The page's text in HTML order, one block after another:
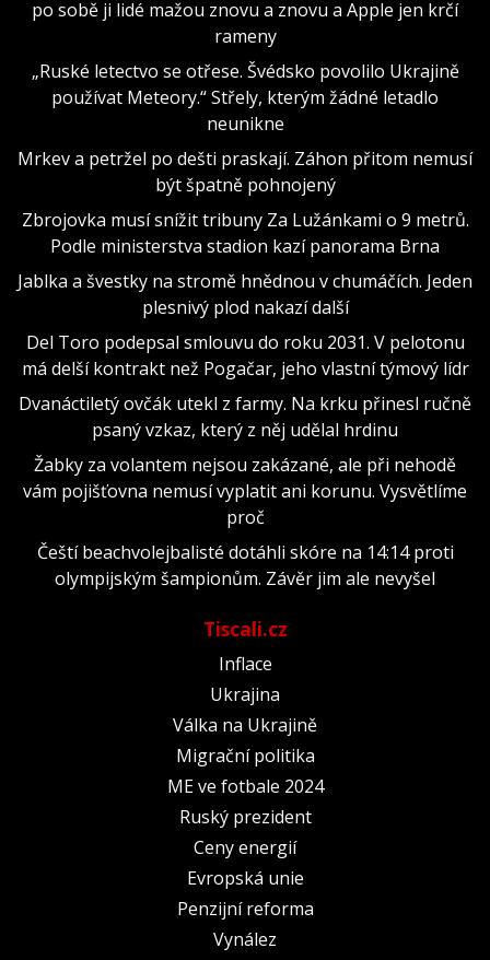
po sobě ji lidé mažou znovu a znovu a Apple jen krčí
rameny
„Ruské letectvo se otřese. Švédsko povolilo Ukrajině
používat Meteory.“ Střely, kterým žádné letadlo
neunikne
Mrkev a petržel po dešti praskají. Záhon přitom nemusí
být špatně pohnojený
Zbrojovka musí snížit tribuny Za Lužánkami o 9 metrů.
Podle ministerstva stadion kazí panorama Brna
Jablka a švestky na stromě hnědnou v chumáčích. Jeden
plesnivý plod nakazí další
Del Toro podepsal smlouvu do roku 2031. V pelotonu
má delší kontrakt než Pogačar, jeho vlastní týmový lídr
Dvanáctiletý ovčák utekl z farmy. Na krku přinesl ručně
psaný vzkaz, který z něj udělal hrdinu
Žabky za volantem nejsou zakázané, ale při nehodě
vám pojišťovna nemusí vyplatit ani korunu. Vysvětlíme
proč
Čeští beachvolejbalisté dotáhli skóre na 14:14 proti
olympijským šampionům. Závěr jim ale nevyšel
Tiscali.cz
Inflace
Ukrajina
Válka na Ukrajině
Migrační politika
ME ve fotbale 2024
Ruský prezident
Ceny energií
Evropská unie
Penzijní reforma
Vynález